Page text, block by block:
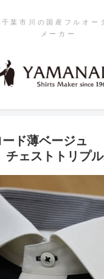
葉市川の国産フルオー
メーカー
ード薄ベージュ
ェストトリプル